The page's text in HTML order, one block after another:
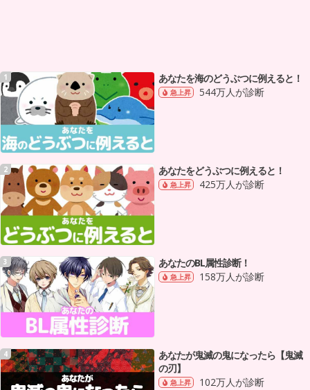
1 あなたを海のどうぶつに例えると！
急上昇 544万人が診断
2 あなたをどうぶつに例えると！
急上昇 425万人が診断
3 あなたのBL属性診断！
急上昇 158万人が診断
4
あなたが鬼滅の鬼になったら【鬼滅
の刃】
急上昇 102万人が診断